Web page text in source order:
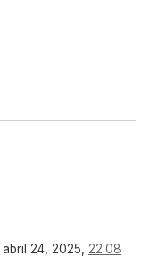
abril 24, 2025, 22:08